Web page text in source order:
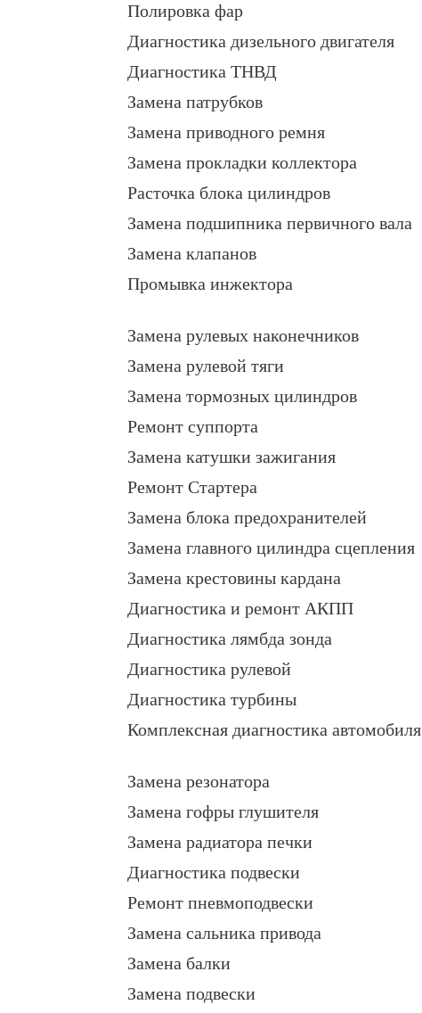
Полировка фар
Диагностика дизельного двигателя
Диагностика ТНВД
Замена патрубков
Замена приводного ремня
Замена прокладки коллектора
Расточка блока цилиндров
Замена подшипника первичного вала
Замена клапанов
Промывка инжектора
Замена рулевых наконечников
Замена рулевой тяги
Замена тормозных цилиндров
Ремонт суппорта
Замена катушки зажигания
Ремонт Стартера
Замена блока предохранителей
Замена главного цилиндра сцепления
Замена крестовины кардана
Диагностика и ремонт АКПП
Диагностика лямбда зонда
Диагностика рулевой
Диагностика турбины
Комплексная диагностика автомобиля
Замена резонатора
Замена гофры глушителя
Замена радиатора печки
Диагностика подвески
Ремонт пневмоподвески
Замена сальника привода
Замена балки
Замена подвески